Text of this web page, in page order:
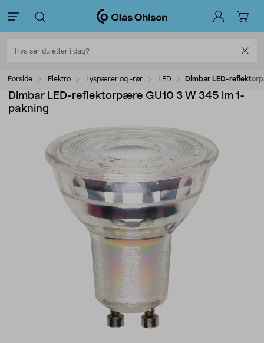
Forside Elektro Lyspærer og -rør LED Dimbar LED-
Dimbar LED-reflektorpære GU10 3 W 345 lm 1-
pakning